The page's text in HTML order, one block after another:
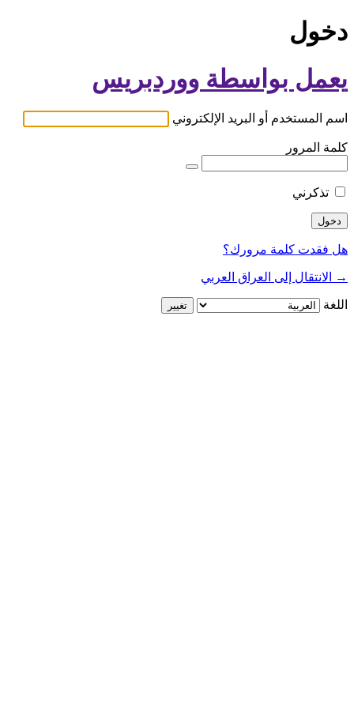
دخول
يعمل بواسطة ووردبريس
اسم المستخدم أو البريد الإلكتروني
كلمة المرور
تذكرني
هل فقدت كلمة مرورك؟
→ الانتقال إلى العراق العربي
اللغة